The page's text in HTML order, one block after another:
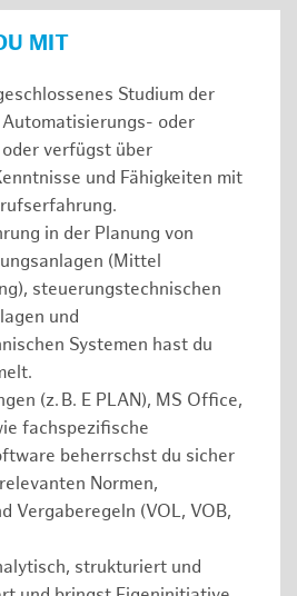
MIT
Studium der
oder
verfügst über
und Fähigkeiten mit
in der Planung von
(Mittel
steuerungstechnischen
und
Systemen hast du
(z. B. E PLAN), MS Office,
fachspezifische
beherrschst du sicher
Normen,
Vergaberegeln (VOL, VOB,
strukturiert und